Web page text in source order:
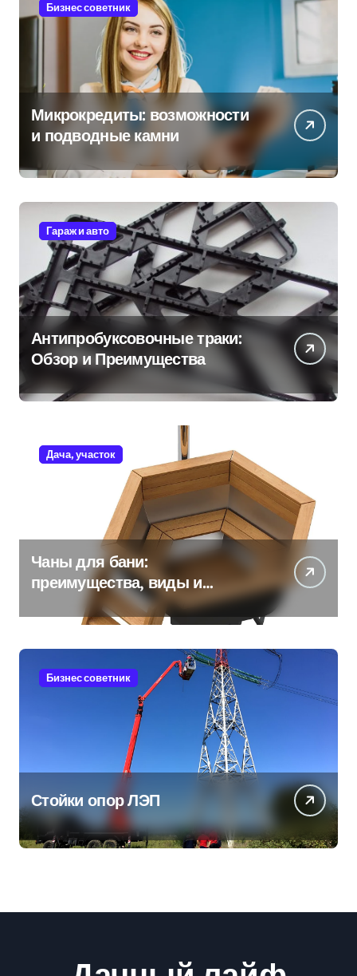
Бизнес советник
Микрокредиты: возможности
и подводные камни
Гараж и авто
Антипробуксовочные траки:
Обзор и Преимущества
Дача, участок
Чаны для бани:
преимущества, виды и
особенности использования
Бизнес советник
Стойки опор ЛЭП